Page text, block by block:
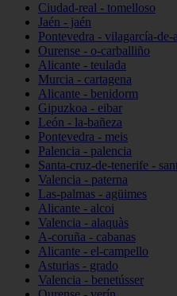
Ciudad-real - tomelloso
Jaén - jaén
Pontevedra - vilagarcía-de-
Ourense - o-carballiño
Alicante - teulada
Murcia - cartagena
Alicante - benidorm
Gipuzkoa - eibar
León - la-bañeza
Pontevedra - meis
Palencia - palencia
Santa-cruz-de-tenerife -
Valencia - paterna
Las-palmas - agüimes
Alicante - alcoi
Valencia - alaquàs
A-coruña - cabanas
Alicante - el-campello
Asturias - grado
Valencia - benetússer